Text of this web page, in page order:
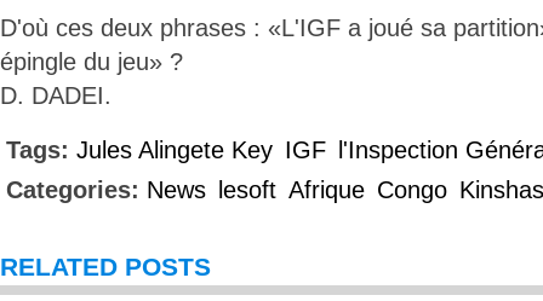
D'où ces deux phrases : «L'IGF a joué sa
épingle du jeu» ?
D. DADEI.
Tags: Jules Alingete Key IGF
l'Inspection
Categories: News lesoft Afrique Congo
RELATED POSTS